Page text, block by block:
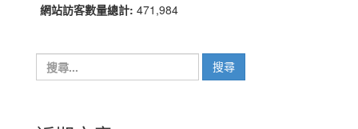
網站訪客數量總計: 471,984
尋
字: